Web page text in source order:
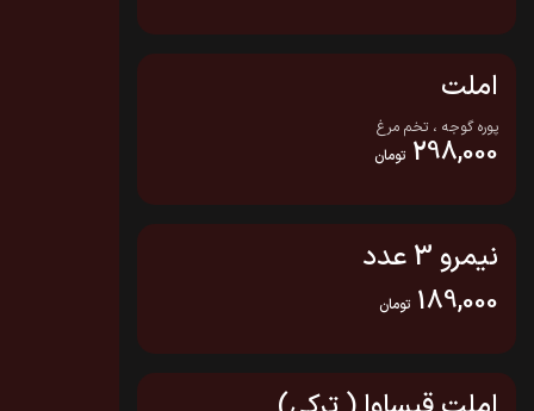
املت
پوره گوجه ، تخم مرغ
298,000 تومان
نیمرو 3 عدد
189,000 تومان